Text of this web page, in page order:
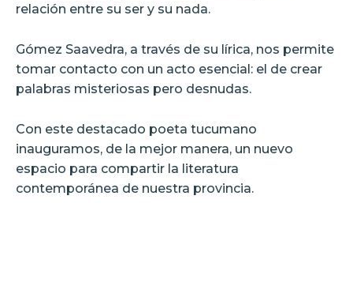
relación entre su ser y su nada.
Gómez Saavedra, a través de su lírica, nos permite
tomar contacto con un acto esencial: el de crear
palabras misteriosas pero desnudas.
Con este destacado poeta tucumano
inauguramos, de la mejor manera, un nuevo
espacio para compartir la literatura
contemporánea de nuestra provincia.